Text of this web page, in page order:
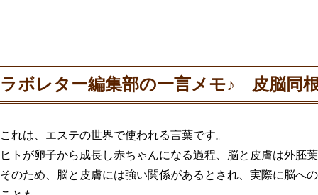
ラボレター編集部の一言メモ♪ 皮脳同
これは、エステの世界で使われる言葉です。
ヒトが卵子から成長し赤ちゃんになる過程、脳と皮膚は外胚
そのため、脳と皮膚には強い関係があるとされ、実際に脳へ